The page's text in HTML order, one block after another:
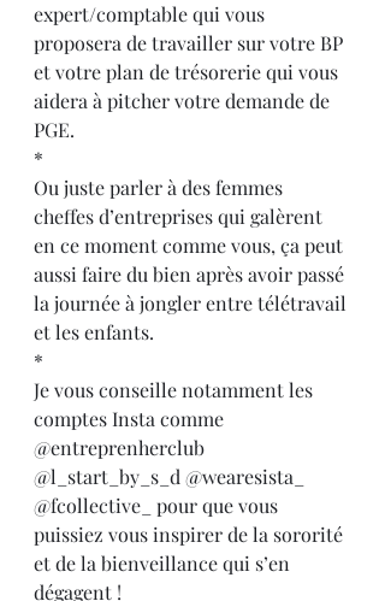
expert/comptable qui vous
proposera de travailler sur votre BP
et votre plan de trésorerie qui vous
aidera à pitcher votre demande de
PGE.
*
Ou juste parler à des femmes
cheffes d’entreprises qui galèrent
en ce moment comme vous, ça peut
aussi faire du bien après avoir passé
la journée à jongler entre télétravail
et les enfants.
*
Je vous conseille notamment les
comptes Insta comme
@entreprenherclub
@l_start_by_s_d @wearesista_
@fcollective_ pour que vous
puissiez vous inspirer de la sororité
et de la bienveillance qui s’en
dégagent !